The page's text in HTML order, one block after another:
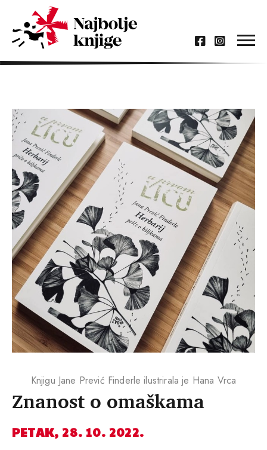
Znanost o omaškama
PETAK, 28. 10. 2022.
Knjigu Jane Prević Finderle ilustrirala je Hana Vrca